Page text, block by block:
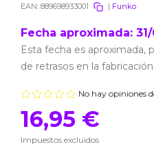
EAN: 889698933001 | Funko
Fecha aproximada:
Esta fecha es aproximada,
de retrasos en la
No hay opiniones
16,95 €
Impuestos excluidos